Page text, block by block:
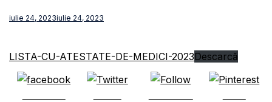
iulie 24, 2023iulie 24, 2023
LISTA-CU-ATESTATE-DE-MEDICI-2023Descarcă